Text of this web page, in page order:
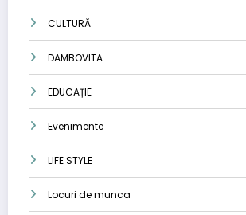
CULTURĂ
DAMBOVITA
EDUCAȚIE
Evenimente
LIFE STYLE
Locuri de munca